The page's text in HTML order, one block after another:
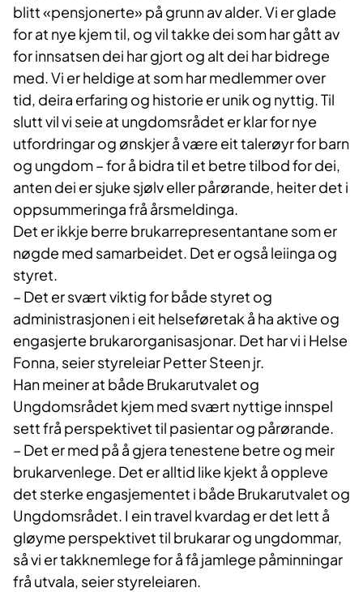
blitt «pensjonerte» på grunn av alder. Vi er glade
for at nye kjem til, og vil takke dei som har gått av
for innsatsen dei har gjort og alt dei har bidrege
med. Vi er heldige at som har medlemmer over
tid, deira erfaring og historie er unik og nyttig. Til
slutt vil vi seie at ungdomsrådet er klar for nye
utfordringar og ønskjer å være eit talerøyr for barn
og ungdom – for å bidra til et betre tilbod for dei,
anten dei er sjuke sjølv eller pårørande, heiter det i
oppsummeringa frå årsmeldinga.
Det er ikkje berre brukarrepresentantane som er
nøgde med samarbeidet. Det er også leiinga og
styret.
– Det er svært viktig for både styret og
administrasjonen i eit helseføretak å ha aktive og
engasjerte brukarorganisasjonar. Det har vi i Helse
Fonna, seier styreleiar Petter Steen jr.
Han meiner at både Brukarutvalet og
Ungdomsrådet kjem med svært nyttige innspel
sett frå perspektivet til pasientar og pårørande.
– Det er med på å gjera tenestene betre og meir
brukarvenlege. Det er alltid like kjekt å oppleve
det sterke engasjementet i både Brukarutvalet og
Ungdomsrådet. I ein travel kvardag er det lett å
gløyme perspektivet til brukarar og ungdommar,
så vi er takknemlege for å få jamlege påminningar
frå utvala, seier styreleiaren.